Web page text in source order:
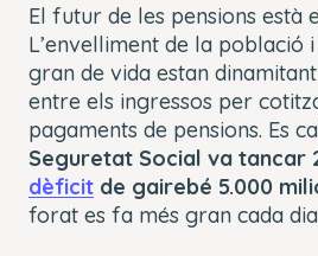
El futur de les pensions està
L’envelliment de la població
gran de vida estan
entre els ingressos per
pagaments de pensions. Es
Seguretat Social va tancar
dèficit de gairebé 5.000
forat es fa més gran cada